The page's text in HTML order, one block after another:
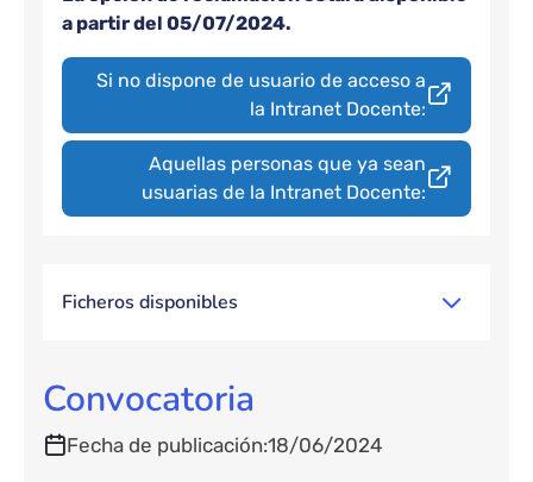
a partir del 05/07/2024.
Si no dispone de usuario de acceso a
la Intranet Docente:
Aquellas personas que ya sean
usuarias de la Intranet Docente:
Ficheros disponibles
Convocatoria
Fecha de publicación 18/06/2024